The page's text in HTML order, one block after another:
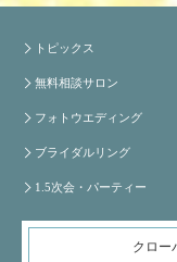
トピックス
無料相談サロン
フォトウエディング
ブライダルリング
1.5次会・パーティー
クロー